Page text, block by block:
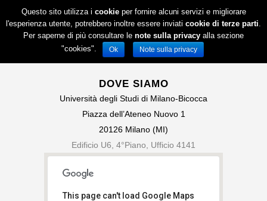
DOVE SIAMO
Università degli Studi di Milano-Bicocca
Piazza dell’Ateneo Nuovo 1
20126 Milano (MI)
Edificio U6, 4°Piano, Ufficio 4141
This page can't load Google Maps
Questo sito utilizza i cookieper fornire alcuni servizi e migliorare
l'esperienza utente, potrebbero inoltre essere inviati cookie di terze parti.
Per saperne di più consultare le note sulla privacy alla sezione
"cookies".
Ok Note sulla privacy